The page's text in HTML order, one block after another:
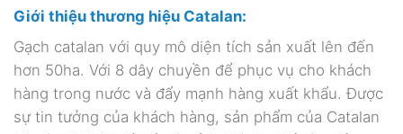
Giới thiệu thương hiệu Catalan:
Gạch catalan với quy mô diện tích sản xuất lên đến
hơn 50ha. Với 8 dây chuyền để phục vụ cho khách
hàng trong nước và đẩy mạnh hàng xuất khẩu. Được
sự tin tưởng của khách hàng, sản phẩm của Catalan